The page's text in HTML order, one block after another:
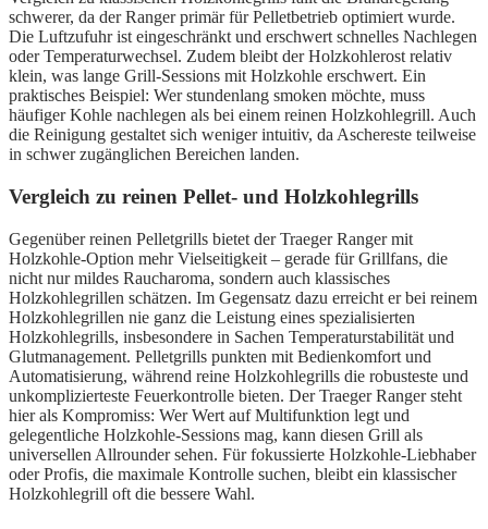
schwerer, da der Ranger primär für Pelletbetrieb optimiert wurde.
Die Luftzufuhr ist eingeschränkt und erschwert schnelles Nachlegen
oder Temperaturwechsel. Zudem bleibt der Holzkohlerost relativ
klein, was lange Grill-Sessions mit Holzkohle erschwert. Ein
praktisches Beispiel: Wer stundenlang smoken möchte, muss
häufiger Kohle nachlegen als bei einem reinen Holzkohlegrill. Auch
die Reinigung gestaltet sich weniger intuitiv, da Aschereste teilweise
in schwer zugänglichen Bereichen landen.
Vergleich zu reinen Pellet- und Holzkohlegrills
Gegenüber reinen Pelletgrills bietet der Traeger Ranger mit
Holzkohle-Option mehr Vielseitigkeit – gerade für Grillfans, die
nicht nur mildes Raucharoma, sondern auch klassisches
Holzkohlegrillen schätzen. Im Gegensatz dazu erreicht er bei reinem
Holzkohlegrillen nie ganz die Leistung eines spezialisierten
Holzkohlegrills, insbesondere in Sachen Temperaturstabilität und
Glutmanagement. Pelletgrills punkten mit Bedienkomfort und
Automatisierung, während reine Holzkohlegrills die robusteste und
unkomplizierteste Feuerkontrolle bieten. Der Traeger Ranger steht
hier als Kompromiss: Wer Wert auf Multifunktion legt und
gelegentliche Holzkohle-Sessions mag, kann diesen Grill als
universellen Allrounder sehen. Für fokussierte Holzkohle-Liebhaber
oder Profis, die maximale Kontrolle suchen, bleibt ein klassischer
Holzkohlegrill oft die bessere Wahl.